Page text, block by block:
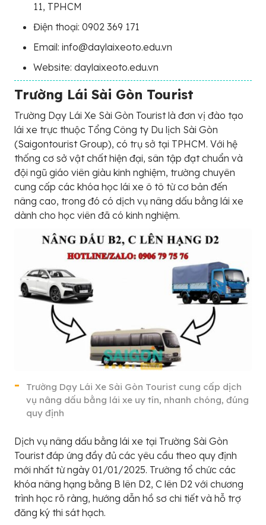
11, TPHCM
Điện thoại: 0902 369 171
Email: info@daylaixeoto.edu.vn
Website: daylaixeoto.edu.vn
Trường Lái Sài Gòn Tourist
Trường Dạy Lái Xe Sài Gòn Tourist là đơn vị đào tạo
lái xe trực thuộc Tổng Công ty Du lịch Sài Gòn
(Saigontourist Group), có trụ sở tại TPHCM. Với hệ
thống cơ sở vật chất hiện đại, sân tập đạt chuẩn và
đội ngũ giáo viên giàu kinh nghiệm, trường chuyên
cung cấp các khóa học lái xe ô tô từ cơ bản đến
nâng cao, trong đó có dịch vụ nâng dấu bằng lái xe
dành cho học viên đã có kinh nghiệm.
Trường Dạy Lái Xe Sài Gòn Tourist cung cấp dịch
vụ nâng dấu bằng lái xe uy tín, nhanh chóng, đúng
quy định
Dịch vụ nâng dấu bằng lái xe tại Trường Sài Gòn
Tourist đáp ứng đầy đủ các yêu cầu theo quy định
mới nhất từ ngày 01/01/2025. Trường tổ chức các
khóa nâng hạng bằng B lên D2, C lên D2 với chương
trình học rõ ràng, hướng dẫn hồ sơ chi tiết và hỗ trợ
đăng ký thi sát hạch.